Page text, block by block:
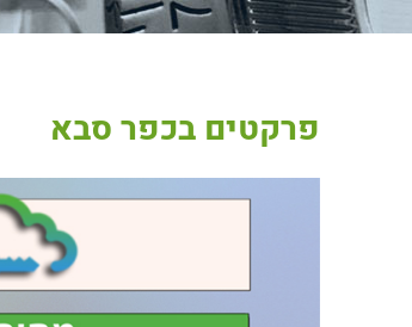
פרקטים בכפר סבא